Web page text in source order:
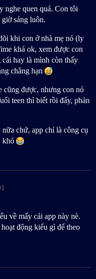
nghe quen quá. Con tôi
sáng luôn.
khi con ở nhà mẹ nó (ly
khá ok, xem được con
hay là mình còn thấy
chẳng hạn
được, nhưng con nó
teen thì biết rồi đấy, phản
chứ, app chỉ là công cụ
khó
về mấy cái app này nè.
động kiểu gì để theo